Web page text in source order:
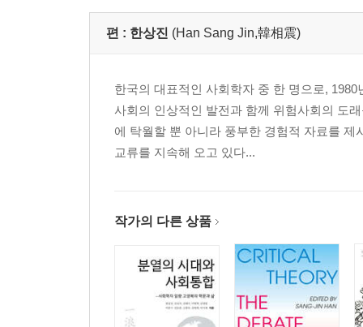
시험 거부에 따른 진통: 군중심리 비판에 대한 비판
어떻게 살 것인가: 두 열사의 죽음에서 깨달은 것_
교과서에서 배운 것과 다른 현실: 미래 의사로서의
평화시장 노동자의 분신: 잘못된 가치관에 대한 민
그들은 왜 부르짖고 있는가: 역사발전의 주체인 노
한 새내기의 학생운동에 대한 생각: 대학문화의 다
고정관념의 틀은 깨지고: 선택하라, 스스로의 길을
편 : 한상진 (Han Sang Jin,韓相震)
한국의 대표적인 사회학자 중 한 명으로,
사회의 인상적인 발전과 함께 위험사회의 도
에 탁월할 뿐 아니라 풍부한 경험적 자료를
교류를 지속해 오고 있다...
작가의 다른 상품